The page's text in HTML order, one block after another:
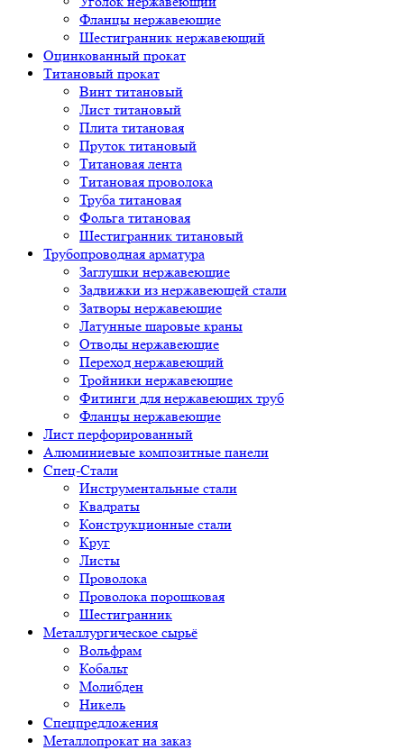
Фланцы нержавеющие
Шестигранник нержавеющий
Оцинкованный прокат
Титановый прокат
Винт титановый
Лист титановый
Плита титановая
Пруток титановый
Титановая лента
Титановая проволока
Труба титановая
Фольга титановая
Шестигранник титановый
Трубопроводная арматура
Заглушки нержавеющие
Задвижки из нержавеющей стали
Затворы нержавеющие
Латунные шаровые краны
Отводы нержавеющие
Переход нержавеющий
Тройники нержавеющие
Фитинги для нержавеющих труб
Фланцы нержавеющие
Лист перфорированный
Алюминиевые композитные панели
Спец-Стали
Инструментальные стали
Квадраты
Конструкционные стали
Круг
Листы
Проволока
Проволока порошковая
Шестигранник
Металлургическое сырьё
Вольфрам
Кобальт
Молибден
Никель
Спецпредложения
Металлопрокат на заказ